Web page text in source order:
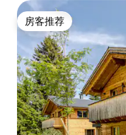
房客推荐
房客推荐